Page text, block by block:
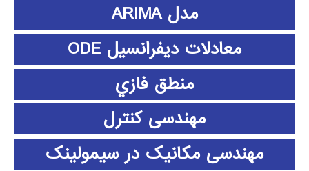
مدل ARIMA
معادلات دیفرانسیل ODE
منطق فازي
مهندسی کنترل
مهندسی مکانیک در سیمولینک